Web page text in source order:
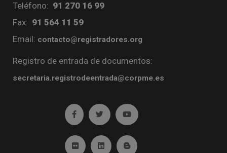
Teléfono: 91 270 16 99
Fax: 91 564 11 59
Email: contacto@registradores.org
Registro de entrada de documentos:
secretaria.registrodeentrada@corpme.es
Ir a facebook (abre en ventana nueva)
Ir a twitter (abre en ventana nueva)
Ir a YouTube (abre en
Ir a Flickr (abre en ventana nueva)
Ir a Linkedin (abre en ventana nueva)
Ir al Blog (abre en ventana